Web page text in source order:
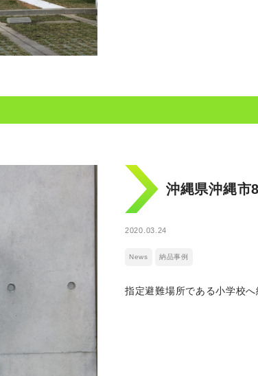
沖縄県沖縄市
2020.03.24
News 納品事例
指定避難場所である小学校へ